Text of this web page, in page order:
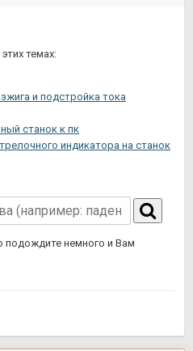
темах:
и подстройка тока
станок к пк
индикатора на станок
подождите немного и Вам